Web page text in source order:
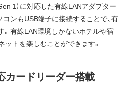
1）に対応した有線LANアダプター
ンもUSB端子に接続することで、有
。有線LAN環境しかないホテルや宿
トを楽しむことができます。
カードリーダー搭載